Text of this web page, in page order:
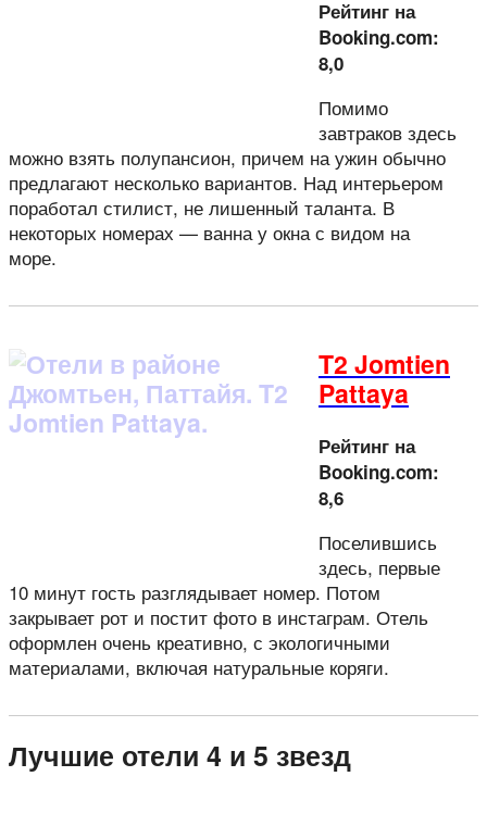
Рейтинг на
Booking.com:
8,0
Помимо
завтраков здесь
можно взять полупансион, причем на ужин обычно
предлагают несколько вариантов. Над интерьером
поработал стилист, не лишенный таланта. В
некоторых номерах — ванна у окна с видом на
море.
T2 Jomtien
Pattaya
Рейтинг на
Booking.com:
8,6
Поселившись
здесь, первые
10 минут гость разглядывает номер. Потом
закрывает рот и постит фото в инстаграм. Отель
оформлен очень креативно, с экологичными
материалами, включая натуральные коряги.
Лучшие отели 4 и 5 звезд